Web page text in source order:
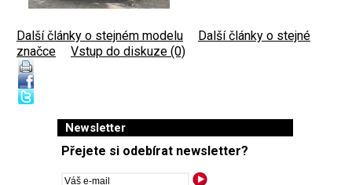
Další články o stejném modelu
Další články o stejné
značce
Vstup do diskuze (0)
Newsletter
Přejete si odebírat newsletter?